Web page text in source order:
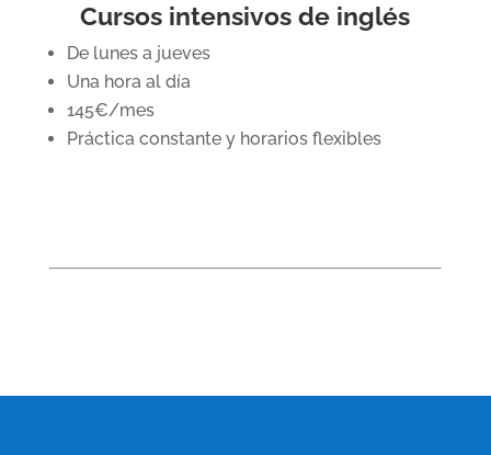
Cursos intensivos de inglés
De lunes a jueves
Una hora al día
145€/mes
Práctica constante y horarios flexibles